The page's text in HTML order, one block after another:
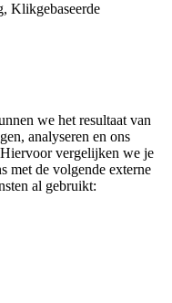
Klikgebaseerde
we het resultaat van
analyseren en ons
vergelijken we je
met de volgende externe
al gebruikt: